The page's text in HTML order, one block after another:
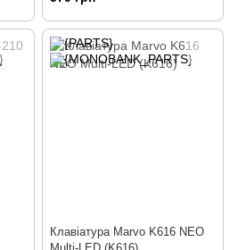
Клавіатура Marvo K616 NEO